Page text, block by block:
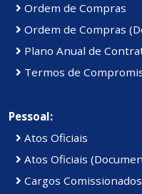
Ordem de Compras
Ordem de Compras
Plano Anual de
Termos de
Pessoal:
Atos Oficiais
Atos Oficiais
Cargos Comissionados